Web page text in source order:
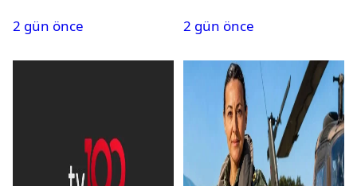
açıldı
2 gün önce
2 gün önce